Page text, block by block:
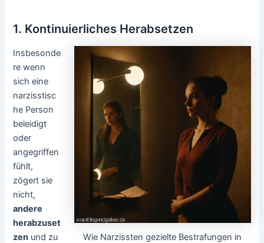
1. Kontinuierliches Herabsetzen
Wie Narzissten gezielte Bestrafungen in
Insbesonde
re wenn
sich eine
narzisstisc
he Person
beleidigt
oder
angegriffen
fühlt,
zögert sie
nicht,
andere
herabzuset
zen und zu